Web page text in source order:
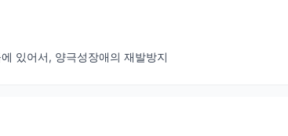
있어서, 양극성장애의 재발방지